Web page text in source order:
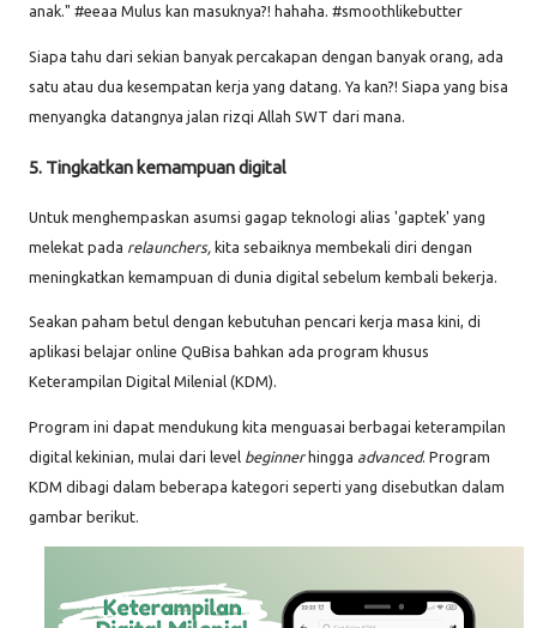
anak." #eeaa Mulus kan masuknya?! hahaha. #smoothlikebutter
Siapa tahu dari sekian banyak percakapan dengan banyak orang, ada
satu atau dua kesempatan kerja yang datang. Ya kan?! Siapa yang bisa
menyangka datangnya jalan rizqi Allah SWT dari mana.
5. Tingkatkan kemampuan digital
Untuk menghempaskan asumsi gagap teknologi alias 'gaptek' yang
melekat pada relaunchers, kita sebaiknya membekali diri dengan
meningkatkan kemampuan di dunia digital sebelum kembali bekerja.
Seakan paham betul dengan kebutuhan pencari kerja masa kini, di
aplikasi belajar online QuBisa bahkan ada program khusus
Keterampilan Digital Milenial (KDM).
Program ini dapat mendukung kita menguasai berbagai keterampilan
digital kekinian, mulai dari level beginnerhingga advanced. Program
KDM dibagi dalam beberapa kategori seperti yang disebutkan dalam
gambar berikut.